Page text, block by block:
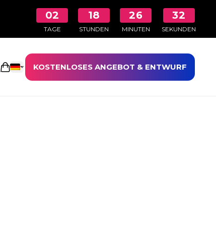
02
TAGE
18
STUNDEN
26
MINUTEN
31
SEKUNDEN
Einkaufswagen öffnen
KOSTENLOSES ANGEBOT & ENTWURF